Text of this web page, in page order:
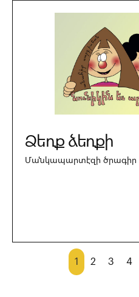
Ձեռք ձեռքի
Մանկապարտէզի ծրագիր
1 2 3 4